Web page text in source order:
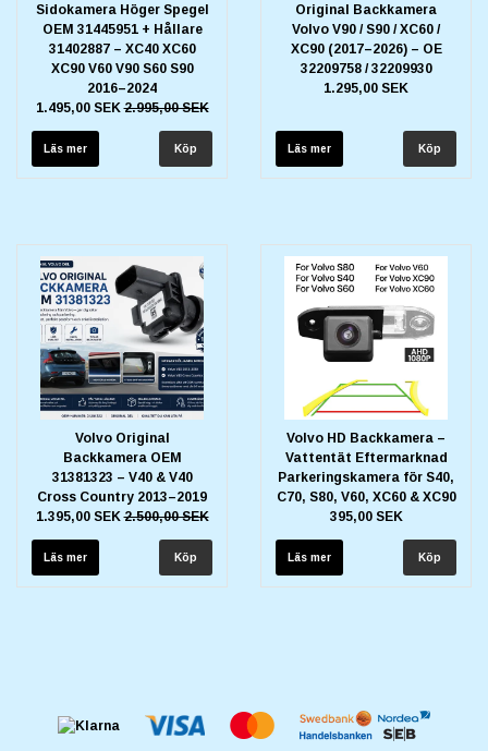
Sidokamera Höger Spegel
OEM 31445951 + Hållare
31402887 – XC40 XC60
XC90 V60 V90 S60 S90
2016–2024
1.495,00 SEK2.995,00 SEK
Läs mer
Original Backkamera
Volvo V90 / S90 / XC60 /
XC90 (2017–2026) – OE
32209758 / 32209930
1.295,00 SEK
Läs mer
Volvo Original
Backkamera OEM
31381323 – V40 & V40
Cross Country 2013–2019
1.395,00 SEK2.500,00 SEK
Läs mer
Volvo HD Backkamera –
Vattentät Eftermarknad
Parkeringskamera för S40,
C70, S80, V60, XC60 & XC90
395,00 SEK
Läs mer